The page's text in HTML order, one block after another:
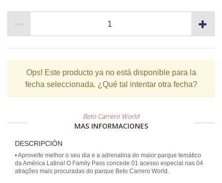
Ops! Este producto ya no está disponible para la
fecha seleccionada. ¿Qué tal intentar otra fecha?
Beto Carrero World
MAS INFORMACIONES
DESCRIPCIÓN
• Aproveite melhor o seu dia e a adrenalina do maior parque temático
da América Latina! O Family Pass concede 01 acesso especial nas 04
atrações mais procuradas do parque Beto Carrero World.